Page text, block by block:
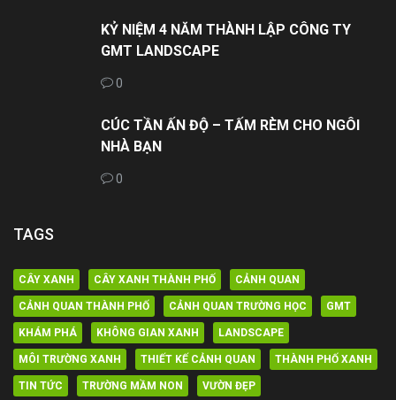
KỶ NIỆM 4 NĂM THÀNH LẬP CÔNG TY
GMT LANDSCAPE
0
CÚC TẦN ẤN ĐỘ – TẤM RÈM CHO NGÔI
NHÀ BẠN
0
TAGS
CÂY XANH CÂY XANH THÀNH PHỐ CẢNH QUAN
CẢNH QUAN THÀNH PHỐ CẢNH QUAN TRƯỜNG HỌC GMT
KHÁM PHÁ KHÔNG GIAN XANH LANDSCAPE
MÔI TRƯỜNG XANH THIẾT KẾ CẢNH QUAN THÀNH PHỐ XANH
TIN TỨC TRƯỜNG MẦM NON VƯỜN ĐẸP